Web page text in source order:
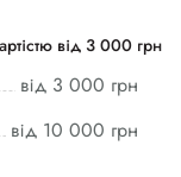
від 3 000 грн
від 3 000 грн
від 10 000 грн